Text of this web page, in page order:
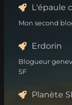
L'épaule
Mon second
Erdorin
Blogueur
SF
Planète